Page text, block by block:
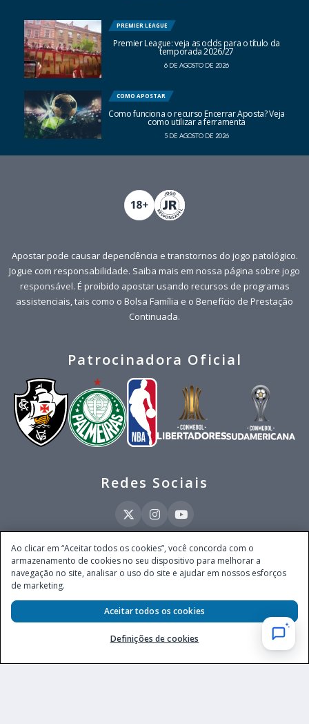
PREMIER LEAGUE
Premier League: veja as odds para o título da
temporada 2026/27
6 DE AGOSTO DE 2026
COMO APOSTAR
Como funciona o recurso Encerrar Aposta? Veja
como utilizar a ferramenta
5 DE AGOSTO DE 2026
Apostar pode causar dependência e transtornos do jogo patológico.
Jogue com responsabilidade. Saiba mais em nossa página sobre jogo
responsável. É proibido apostar usando recursos de programas
assistenciais, tais como o Bolsa Família e o Benefício de Prestação
Continuada.
Patrocinadora Oficial
Redes Sociais
Este site é operado pela Ventmear Brasil LTDA (CNPJ 52.868.380/0001-84), com
endereço na Avenida Brigadeiro Faria Lima, nº 4.055, 3º andar, Itaim Bibi, no
Município de São Paulo, Estado de São Paulo, CEP 04538-133, Brasil - empresa
autorizada a operar apostas de quota fixa em todo território nacional pela
Secretaria de Prêmios e Apostas do Ministério da Fazenda, conforme Portaria nº
247, de 07.02.2025, publicada no DOU em 11.2.2025.
Ao clicar em “Aceitar todos os cookies”, você concorda com o
armazenamento de cookies no seu dispositivo para melhorar a
navegação no site, analisar o uso do site e ajudar em nossos esforços
de marketing.
Definições de cookies
Aceitar todos os cookies